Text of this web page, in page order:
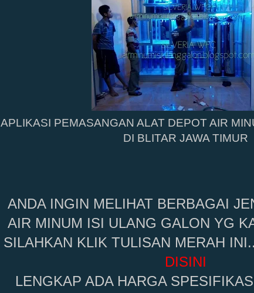
APLIKASI PEMASANGAN ALAT DEPOT AIR
DI BLITAR JAWA TIMUR
ANDA INGIN MELIHAT BERBAGAI
AIR MINUM ISI ULANG GALON YG
SILAHKAN KLIK TULISAN MERAH
DISINI
LENGKAP ADA HARGA